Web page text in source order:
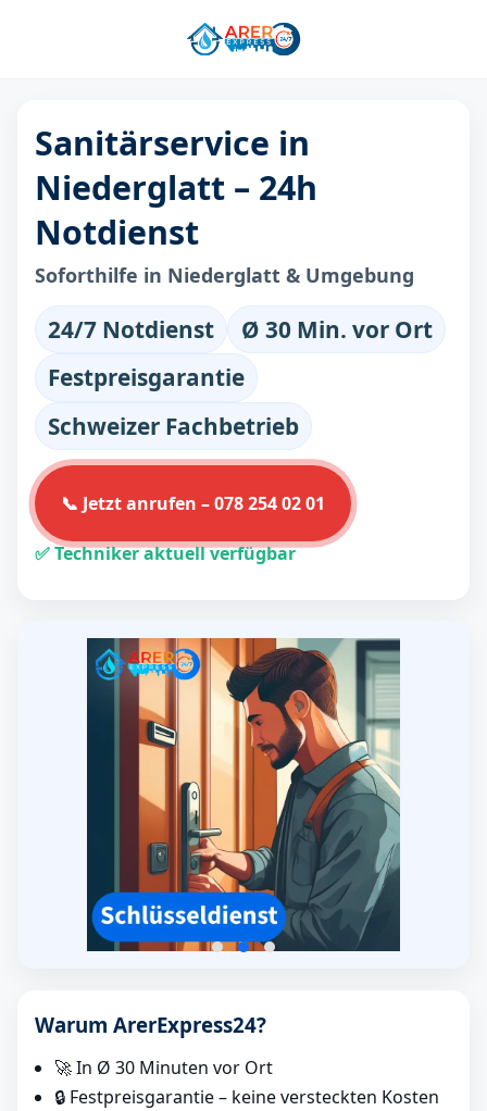
Sanitärservice in
Niederglatt – 24h
Notdienst
Soforthilfe in Niederglatt & Umgebung
24/7 Notdienst
Ø 30 Min. vor Ort
Festpreisgarantie
Schweizer Fachbetrieb
📞 Jetzt anrufen – 078 254 02 01
✅ Techniker aktuell verfügbar
Warum ArerExpress24?
🚀 In Ø 30 Minuten vor Ort
🔒 Festpreisgarantie – keine versteckten Kosten